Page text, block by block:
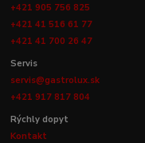
+421 905 756 825
+421 41 516 61 77
+421 41 700 26 47
Servis
servis@gastrolux.sk
+421 917 817 804
Rýchly dopyt
Kontakt